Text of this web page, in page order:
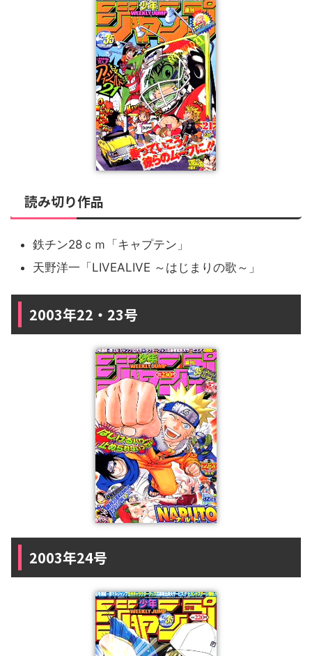
読み切り作品
鉄チン28ｃｍ「キャプテン」
天野洋一「LIVEALIVE ～はじまりの歌～」
2003年22・23号
2003年24号